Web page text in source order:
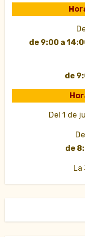
de 9:00 a
de
Del 1 de
de
La